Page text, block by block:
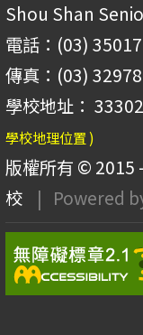
Shou Shan
電話：(03)
傳真：(03)
學校地址：
學校地理位置 )
版權所有 © 2015
校
| Powered